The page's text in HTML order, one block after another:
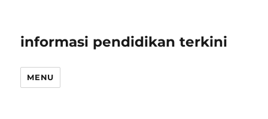
informasi pendidikan terkini
MENU